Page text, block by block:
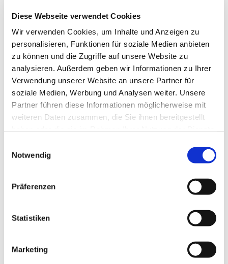
Diese Webseite verwendet Cookies
Wir verwenden Cookies, um Inhalte und Anzeigen zu
personalisieren, Funktionen für soziale Medien anbieten
zu können und die Zugriffe auf unsere Website zu
analysieren. Außerdem geben wir Informationen zu Ihrer
Verwendung unserer Website an unsere Partner für
soziale Medien, Werbung und Analysen weiter. Unsere
Partner führen diese Informationen möglicherweise mit
weiteren Daten zusammen, die Sie ihnen bereitgestellt
Notwendig
Präferenzen
Statistiken
Marketing